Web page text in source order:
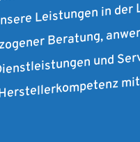
Beratung,
und